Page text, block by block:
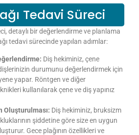
Tedavi Süreci
detaylı bir değerlendirme ve planlama
tedavi sürecinde yapılan adımlar:
Diş hekiminiz, çene
dişlerinizin durumunu değerlendirmek için
yapar. Röntgen ve diğer
kullanılarak çene ve diş yapınız
Oluşturulması: Diş hekiminiz, bruksizm
şiddetine göre size en uygun
Gece plağının özellikleri ve